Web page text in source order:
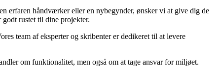
erfaren håndværker eller en nybegynder, ønsker vi at give dig de
rustet til dine projekter.
team af eksperter og skribenter er dedikeret til at levere
om funktionalitet, men også om at tage ansvar for miljøet.